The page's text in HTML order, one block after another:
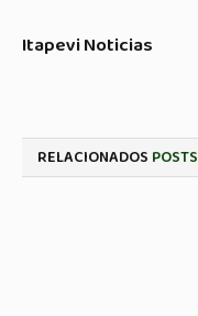
Itapevi Noticias
RELACIONADOS POSTS